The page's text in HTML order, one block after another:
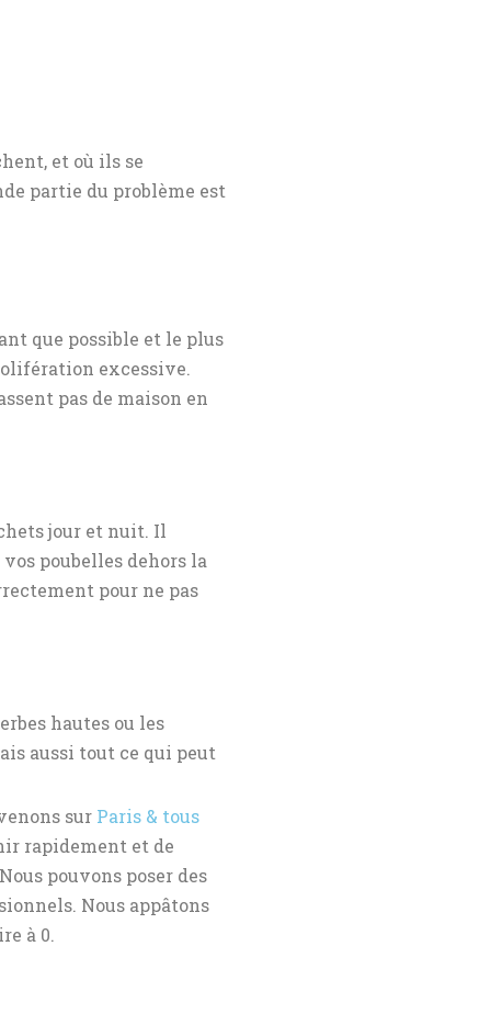
et où ils se
partie du problème est
que possible et le plus
excessive.
pas de maison en
jour et nuit. Il
poubelles dehors la
pour ne pas
hautes ou les
aussi tout ce qui peut
sur Paris & tous
rapidement et de
pouvons poser des
Nous appâtons
à 0.